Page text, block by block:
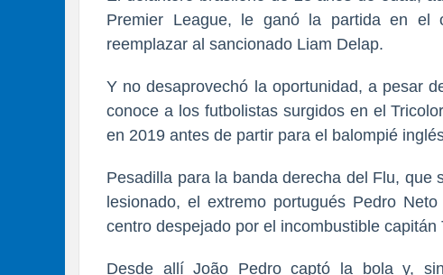
Premier League, le ganó la partida en el
reemplazar al sancionado Liam Delap.
Y no desaprovechó la oportunidad, a pesar
conoce a los futbolistas surgidos en el
en 2019 antes de partir para el balompié
Pesadilla para la banda derecha del Flu, que
lesionado, el extremo portugués Pedro
centro despejado por el incombustible
Desde allí João Pedro captó la bola y,